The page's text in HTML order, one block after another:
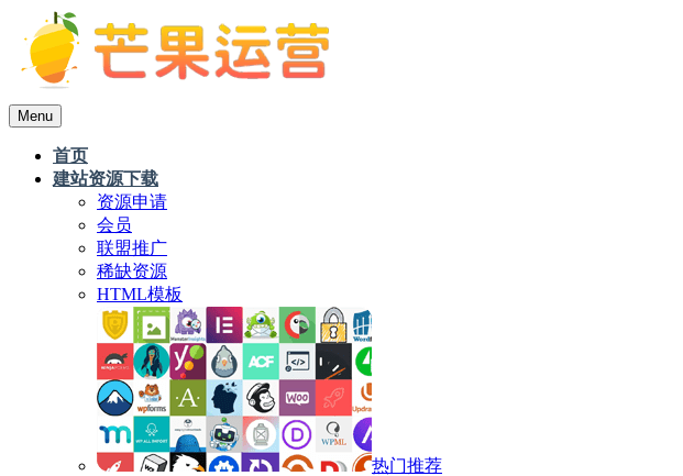
Menu
首页
建站资源下载
资源申请
会员
联盟推广
稀缺资源
HTML模板
热门推荐